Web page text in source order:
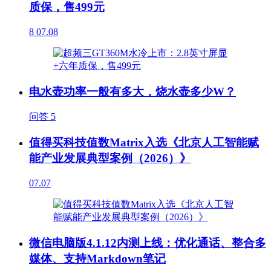
质保，售499元
8 07.08
电水壶功率一般有多大，烧水壶多少W？
问答 5
值得买科技值数Matrix入选《北京人工智能赋
能产业发展典型案例（2026）》
07.07
微信电脑版4.1.12内测上线：优化通话、整合多
媒体、支持Markdown笔记